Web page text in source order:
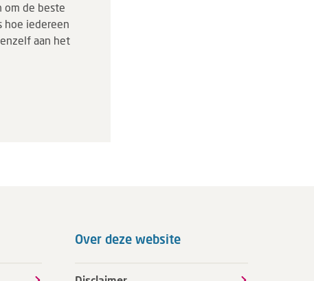
om de beste
hoe iedereen
aan het
Over deze website